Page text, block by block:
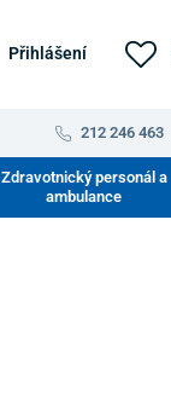
Přihlášení
212 246 463
Zdravotnický personál a
ambulance